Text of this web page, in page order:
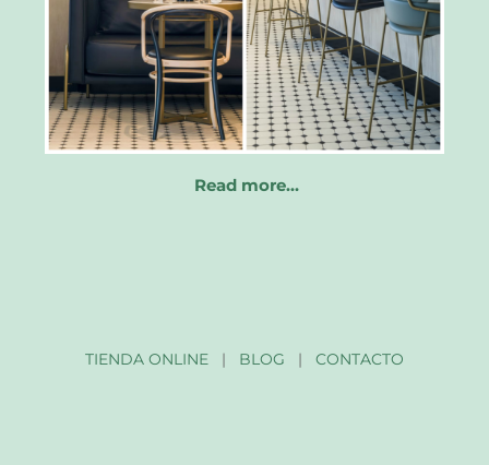
Read more…
TIENDA ONLINE| BLOG | CONTACTO